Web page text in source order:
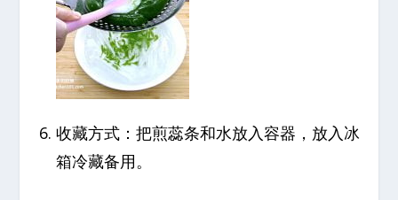
收藏方式：把煎蕊条和水放入容器，放入冰
箱冷藏备用。